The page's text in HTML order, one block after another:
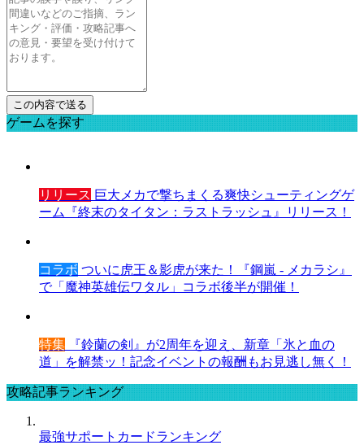
ゲームを探す
リリース 巨大メカで撃ちまくる爽快シューティングゲ
ーム『終末のタイタン：ラストラッシュ』リリース！
コラボ ついに虎王＆影虎が来た！『鋼嵐 - メカラシ』
で「魔神英雄伝ワタル」コラボ後半が開催！
特集 『鈴蘭の剣』が2周年を迎え、新章「氷と血の
道」を解禁ッ！記念イベントの報酬もお見逃し無く！
攻略記事ランキング
最強サポートカードランキング